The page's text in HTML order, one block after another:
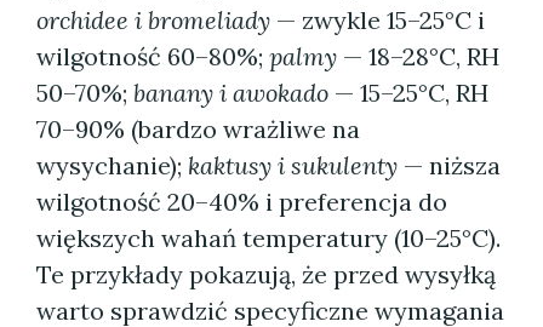
orchidee i bromeliady — zwykle 15–25°C i
wilgotność 60–80%; palmy — 18–28°C, RH
50–70%; banany i awokado — 15–25°C, RH
70–90% (bardzo wrażliwe na
wysychanie); kaktusy i sukulenty — niższa
wilgotność 20–40% i preferencja do
większych wahań temperatury (10–25°C).
Te przykłady pokazują, że przed wysyłką
warto sprawdzić specyficzne wymagania